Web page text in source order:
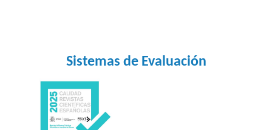
Sistemas de Evaluación